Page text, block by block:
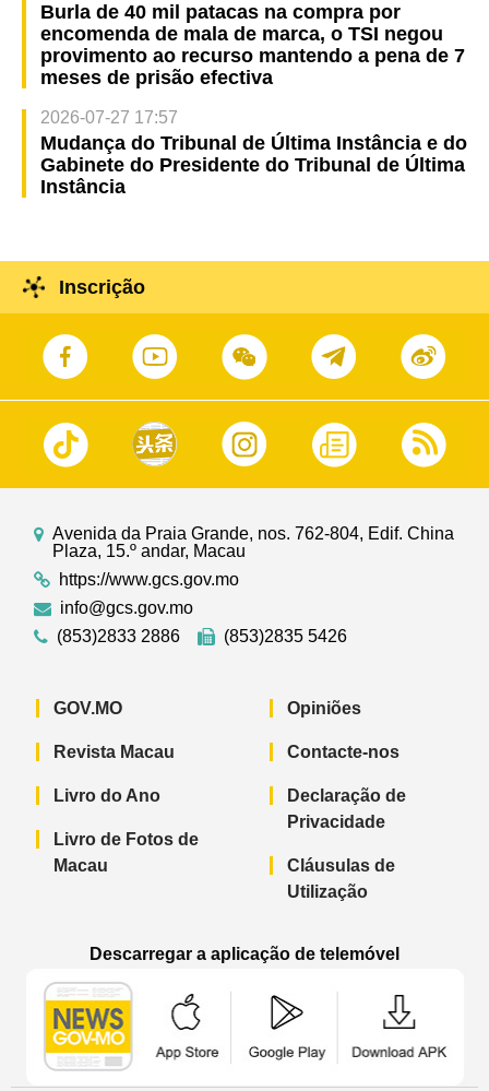
Burla de 40 mil patacas na compra por
encomenda de mala de marca, o TSI negou
provimento ao recurso mantendo a pena de 7
meses de prisão efectiva
2026-07-27 17:57
Mudança do Tribunal de Última Instância e do
Gabinete do Presidente do Tribunal de Última
Instância
Inscrição
Avenida da Praia Grande, nos. 762-804, Edif. China
Plaza, 15.º andar, Macau
https://www.gcs.gov.mo
info@gcs.gov.mo
(853)2833 2886
(853)2835 5426
GOV.MO
Revista Macau
Livro do Ano
Livro de Fotos de
Macau
Opiniões
Contacte-nos
Declaração de
Privacidade
Cláusulas de
Utilização
Descarregar a aplicação de telemóvel